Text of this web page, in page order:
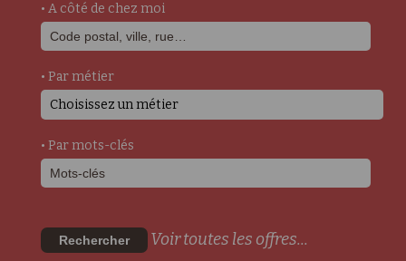
• A côté de chez moi
• Par métier
Choisissez un métier
• Par mots-clés
Rechercher Voir toutes les offres...